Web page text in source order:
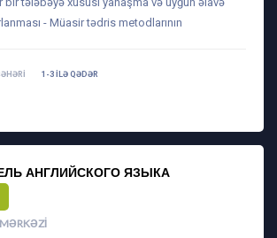
- Müasir tədris metodlarının
1-3 ILƏ QƏDƏR
АНГЛИЙСКОГО ЯЗЫКА
MƏRKƏZI